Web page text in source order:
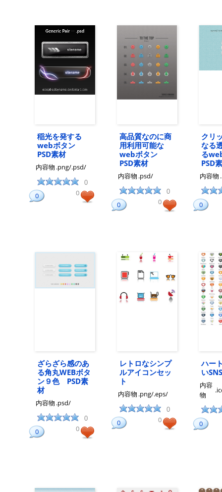
稲光を発する
webボタン
PSD素材
内容物 .png/.psd/
0
0 0
高品質なのに商
用利用可能な
webボタン
PSD素材
内容物 .psd/
0
0 0
クリ
なる
る
PSD
内容物
0
ざらざら感のあ
る角丸WEBボタ
ン９色 PSD素
材
内容物 .psd/
0
0 0
レトロなシンプ
ルアイコンセッ
ト
内容物 .png/.eps/
0
0 0
ハー
い
内容
物
0